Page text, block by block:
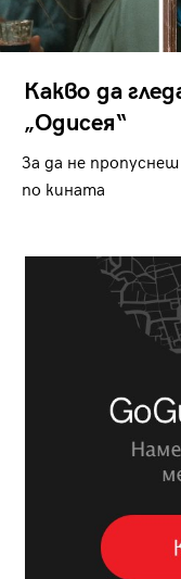
Какво да
„Одисея“
За да не
по кината